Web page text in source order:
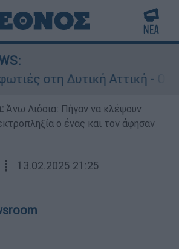
στη Δυτική Αττική - Οι
Άνω Λιόσια: Πήγαν να κλέψουν
ο ένας και τον άφησαν
┋ 13.02.2025 21:25